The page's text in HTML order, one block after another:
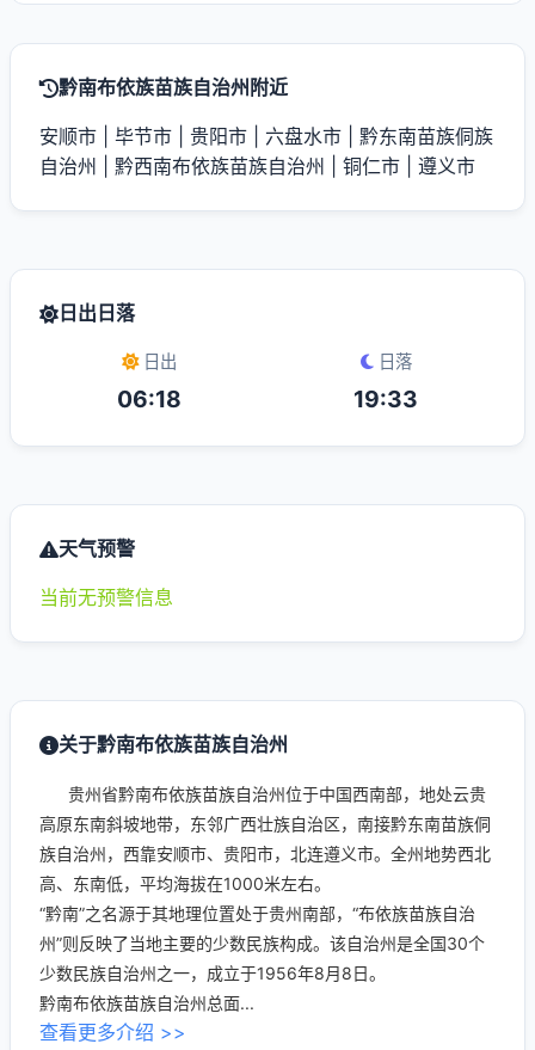
黔南布依族苗族自治州附近
安顺市 毕节市 贵阳市 六盘水市
黔东南苗族侗族
自治州
黔西南布依族苗族自治州 铜仁市 遵义市
日出日落
日出
06:18
日落
19:33
天气预警
当前无预警信息
关于黔南布依族苗族自治州
贵州省黔南布依族苗族自治州位于中国西南部，地处云贵
高原东南斜坡地带，东邻广西壮族自治区，南接黔东南苗族侗
族自治州，西靠安顺市、贵阳市，北连遵义市。全州地势西北
高、东南低，平均海拔在1000米左右。
“黔南”之名源于其地理位置处于贵州南部，“布依族苗族自治
州”则反映了当地主要的少数民族构成。该自治州是全国30个
少数民族自治州之一，成立于1956年8月8日。
黔南布依族苗族自治州总面...
查看更多介绍 >>